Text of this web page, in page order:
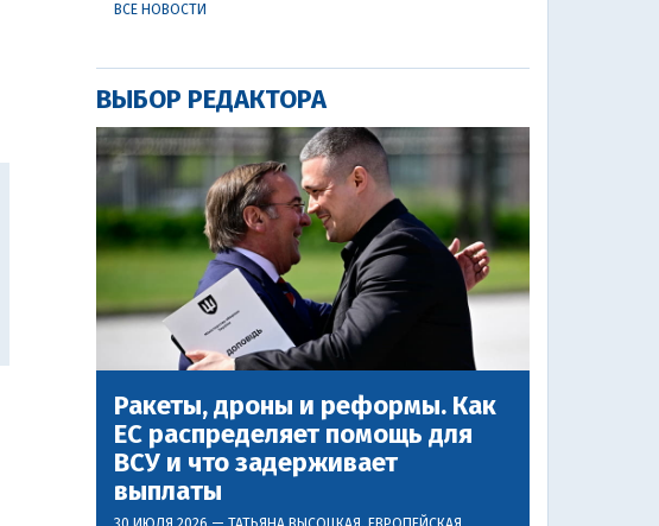
ВСЕ НОВОСТИ
ВЫБОР РЕДАКТОРА
Ракеты, дроны и реформы. Как
ЕС распределяет помощь для
ВСУ и что задерживает
выплаты